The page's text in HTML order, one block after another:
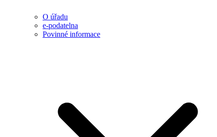
O úřadu
e-podatelna
Povinné informace